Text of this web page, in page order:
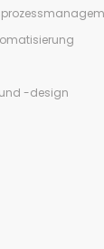
-design